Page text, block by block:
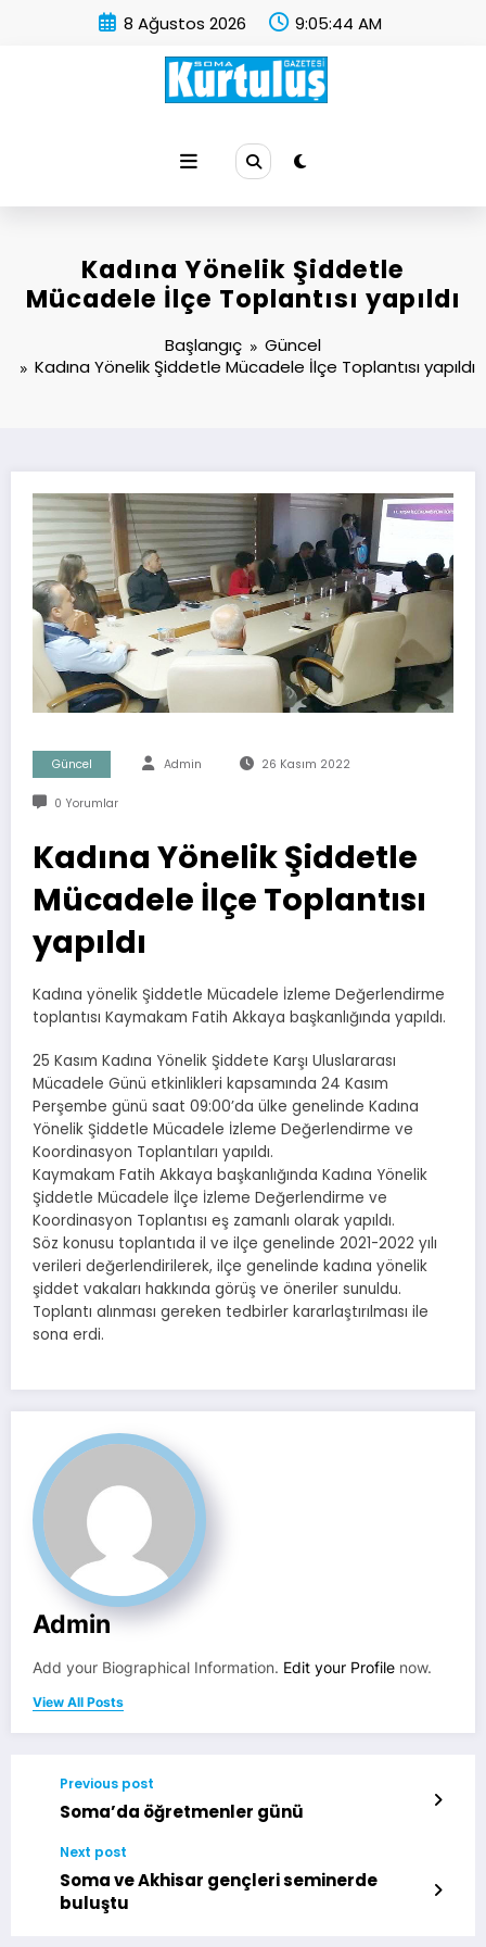
8 Ağustos 2026 9:05:45 AM
Kadına Yönelik Şiddetle
Mücadele İlçe Toplantısı yapıldı
Başlangıç
Güncel
Kadına Yönelik Şiddetle Mücadele İlçe Toplantısı yapıldı
Güncel Admin 26 Kasım 2022
0 Yorumlar
Kadına Yönelik Şiddetle
Mücadele İlçe Toplantısı
yapıldı
Kadına yönelik Şiddetle Mücadele İzleme Değerlendirme
toplantısı Kaymakam Fatih Akkaya başkanlığında yapıldı.
25 Kasım Kadına Yönelik Şiddete Karşı Uluslararası
Mücadele Günü etkinlikleri kapsamında 24 Kasım
Perşembe günü saat 09:00’da ülke genelinde Kadına
Yönelik Şiddetle Mücadele İzleme Değerlendirme ve
Koordinasyon Toplantıları yapıldı.
Kaymakam Fatih Akkaya başkanlığında Kadına Yönelik
Şiddetle Mücadele İlçe İzleme Değerlendirme ve
Koordinasyon Toplantısı eş zamanlı olarak yapıldı.
Söz konusu toplantıda il ve ilçe genelinde 2021-2022 yılı
verileri değerlendirilerek, ilçe genelinde kadına yönelik
şiddet vakaları hakkında görüş ve öneriler sunuldu.
Toplantı alınması gereken tedbirler kararlaştırılması ile
sona erdi.
Admin
Add your Biographical Information. Edit your Profile now.
View All Posts
Previous post
Soma’da öğretmenler günü
Next post
Soma ve Akhisar gençleri seminerde
buluştu